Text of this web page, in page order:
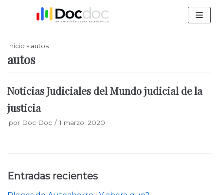
Inicio » autos
autos
Noticias Judiciales del Mundo judicial de la
justicia
por Doc Doc 1 marzo, 2020
Entradas recientes